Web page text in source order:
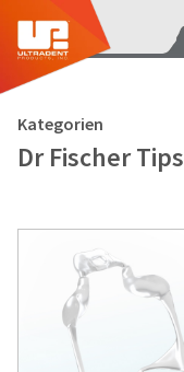
Kategorien
Dr Fischer Tips